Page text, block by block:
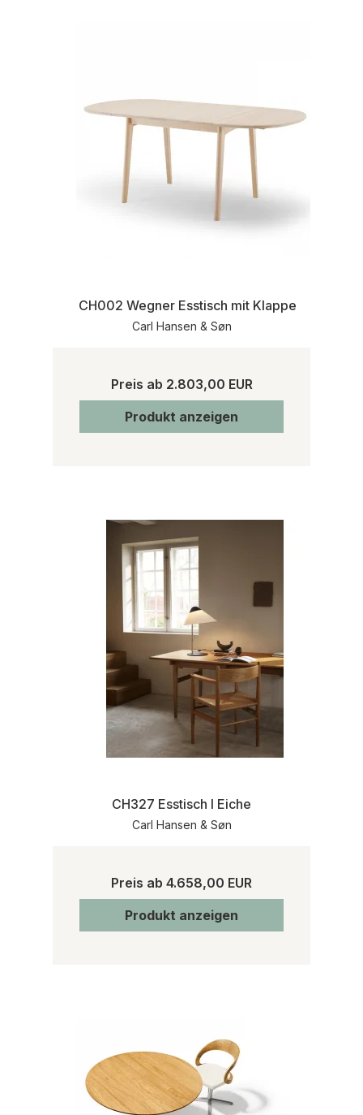
CH002 Wegner Esstisch mit Klappen
Carl Hansen & Søn
Preis ab 2.803,00 EUR
Produkt anzeigen
CH327 Esstisch I Eiche
Carl Hansen & Søn
Preis ab 4.658,00 EUR
Produkt anzeigen